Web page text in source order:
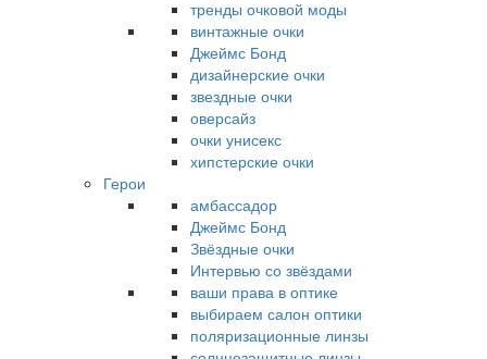
тренды очковой моды
винтажные очки
Джеймс Бонд
дизайнерские очки
звездные очки
оверсайз
очки унисекс
хипстерские очки
Герои
амбассадор
Джеймс Бонд
Звёздные очки
Интервью со звёздами
ваши права в оптике
выбираем салон оптики
поляризационные линзы